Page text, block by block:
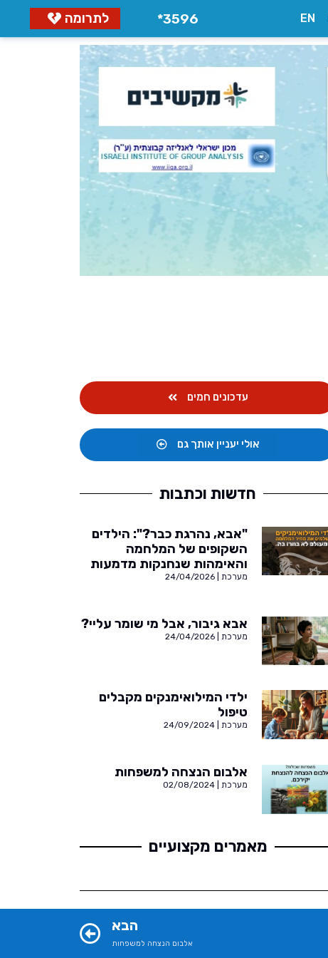
EN
3596* לתרומה
עדכונים חמים
אולי יעניין אותך גם
חדשות וכתבות
"אבא, נהרגת כבר?": הילדים
השקופים של המלחמה
והאימהות שנחנקות מדמעות
מערכת 24/04/2026
אבא גיבור, אבל מי שומר עליי?
מערכת 24/04/2026
ילדי המילואימנקים מקבלים
טיפול
מערכת 24/09/2024
אלבום הנצחה למשפחות
מערכת 02/08/2024
מאמרים מקצועיים
הבא
אלבום הנצחה למשפחות